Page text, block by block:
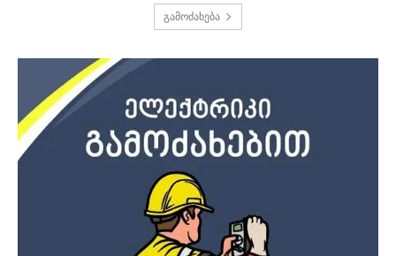
გამოძახება